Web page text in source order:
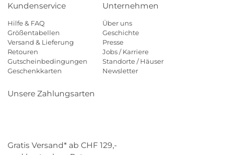
Kundenservice
Hilfe & FAQ
Größentabellen
Versand & Lieferung
Retouren
Gutscheinbedingungen
Geschenkkarten
Unternehmen
Über uns
Geschichte
Presse
Jobs / Karriere
Standorte / Häuser
Newsletter
Unsere Zahlungsarten
Gratis Versand* ab CHF 129,-